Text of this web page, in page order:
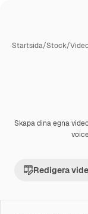
Startsida/Stock/
Premie
Skapa dina egna
Redigera